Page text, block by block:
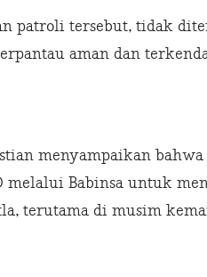
patroli tersebut, tidak
aman dan
menyampaikan
melalui Babinsa untuk
terutama di musim